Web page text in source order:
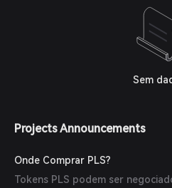
Sem
Projects Announcements
Onde Comprar PLS?
Tokens PLS podem ser